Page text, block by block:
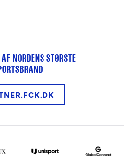
NORDENS STØRSTE